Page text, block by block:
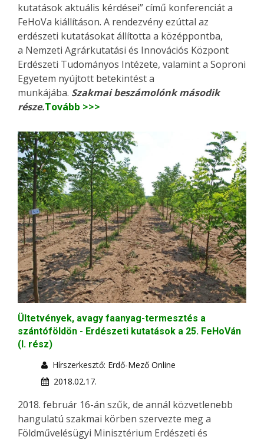
kutatások aktuális kérdései” című konferenciát a
FeHoVa kiállításon. A rendezvény ezúttal az
erdészeti kutatásokat állította a középpontba,
a Nemzeti Agrárkutatási és Innovációs Központ
Erdészeti Tudományos Intézete, valamint a Soproni
Egyetem nyújtott betekintést a
munkájába. Szakmai beszámolónk második
része.Tovább >>>
Ültetvények, avagy faanyag-termesztés a
szántóföldön - Erdészeti kutatások a 25. FeHoVán
(I. rész)
Hírszerkesztő: Erdő-Mező Online
2018.02.17.
2018. február 16-án szűk, de annál közvetlenebb
hangulatú szakmai körben szervezte meg a
Földművelésügyi Minisztérium Erdészeti és